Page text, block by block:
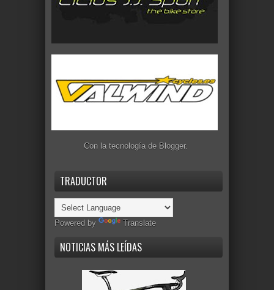
Con la tecnología de Blogger.
TRADUCTOR
Powered by Translate
NOTICIAS MÁS LEÍDAS